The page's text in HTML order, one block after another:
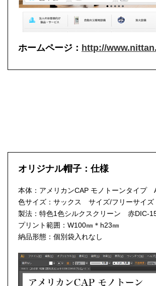
ホームページ： http://
オリジナル帽子：仕様
本体：アメリカンCAP モノトーンタイプ
色サイズ：サックス サイズ/フリーサイズ
製法：特色1色シルクスクリーン 赤DIC-
プリント範囲：W100㎜＊h23㎜
納品形態：個別袋入れなし